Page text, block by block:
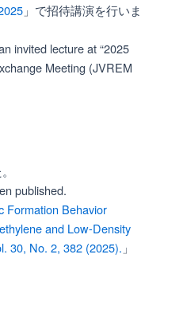
」で招待講演を行いま
invited lecture at “2025
Meeting (JVREM
published.
Formation Behavior
and Low-Density
30, No. 2, 382 (2025). 」